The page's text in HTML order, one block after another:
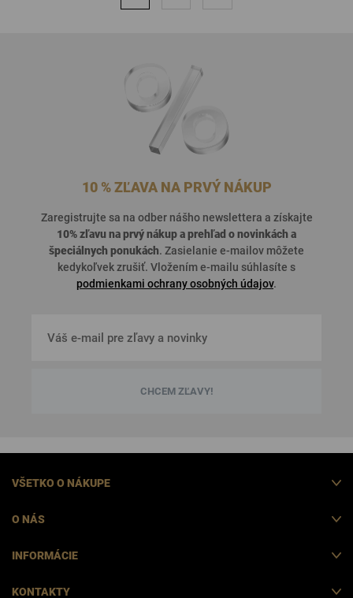
10 % ZĽAVA NA PRVÝ NÁKUP
Zaregistrujte sa na odber nášho newslettera a získajte
10% zľavu na prvý nákup a prehľad onovinkách a
špeciálnych ponukách. Zasielanie e-mailov môžete
kedykoľvek zrušiť. Vložením e-mailu súhlasíte s
podmienkami ochrany osobných údajov.
CHCEM ZĽAVY!
VŠETKO O NÁKUPE
O NÁS
INFORMÁCIE
KONTAKTY